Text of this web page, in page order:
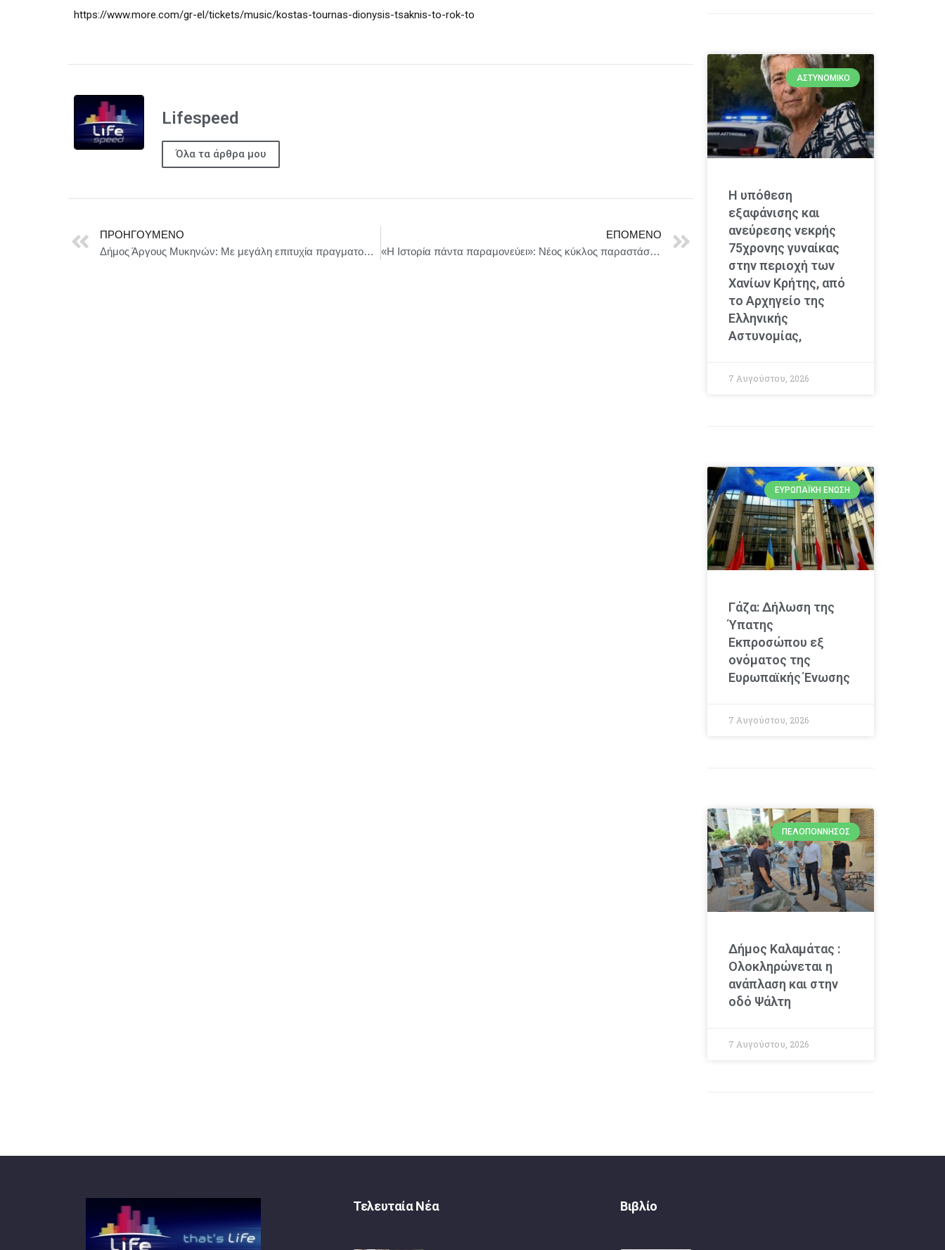
https://www.more.com/gr-el/tickets/music/kostas-tournas-dionysis-tsaknis-to-rok-to
Lifespeed
Όλα τα άρθρα μου
ΠΡΟΗΓΟΎΜΕΝΟ
Δήμος Άργους Μυκηνών: Με μεγάλη επιτυχία πραγματοποιήθηκε η μουσικοθεατρική παράσταση «Άδεια Ποδηλάτου»
ΕΠΌΜΕΝΟ
«Η Ιστορία πάντα παραμονεύει»: Νέος κύκλος παραστάσεων για τη «Χαμένη Άνοιξη» του Στρατή Τσίρκα | Από 26/1 στο Θέατρο ΔΙΠΥΛΟΝ
ΑΣΤΥΝΟΜΙΚΌ
Η υπόθεση
εξαφάνισης και
ανεύρεσης νεκρής
75χρονης γυναίκας
στην περιοχή των
Χανίων Κρήτης, από
το Αρχηγείο της
Ελληνικής
Αστυνομίας,
7 Αυγούστου, 2026
ΕΥΡΩΠΑΪΚΉ ΈΝΩΣΗ
Γάζα: Δήλωση της
Ύπατης
Εκπροσώπου εξ
ονόματος της
Ευρωπαϊκής Ένωσης
7 Αυγούστου, 2026
ΠΕΛΟΠΌΝΝΗΣΟΣ
Δήμος Καλαμάτας :
Ολοκληρώνεται η
ανάπλαση και στην
οδό Ψάλτη
7 Αυγούστου, 2026
Τελευταία Νέα Βιβλίο